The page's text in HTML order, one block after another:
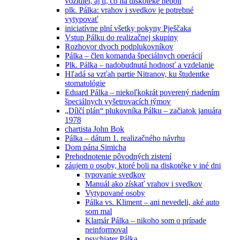
plk. Pálka: vrahov i svedkov je potrebné
vytypovať
iniciatívne plní všetky pokyny Pješčaka
Vstup Pálku do realizačnej skupiny
Rozhovor dvoch podplukovníkov
Pálka – člen komanda špeciálnych operácií
Plk. Pálka – nadobudnutá hodnosť a vzdelanie
Hľadá sa vzťah partie Nitranov, ku študentke
stomatológie
Eduard Pálka – niekoľkokrát poverený riadením
špeciálnych vyšetrovacích týmov
„Dílčí plán“ plukovníka Pálku – začiatok januára
1978
chartista John Bok
Pálka – dátum 1. realizačného návrhu
Dom pána Simicha
Prehodnotenie pôvodných zistení
záujem o osoby, ktoré boli na diskotéke v iné dni
typovanie svedkov
Manuál ako získať vrahov i svedkov
Vytypované osoby
Pálka vs. Kliment – ani nevedeli, aké auto
som mal
Klamár Pálka – nikoho som o prípade
neinformoval